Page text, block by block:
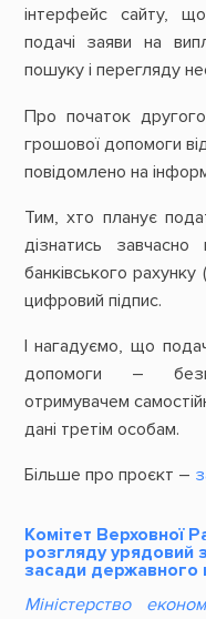
інтерфейс сайту,
подачі заяви на
пошуку і перегляду
Про початок
грошової допомоги
повідомлено на
Тим, хто планує
дізнатись
банківського
цифровий підпис.
І нагадуємо, що
допомоги –
отримувачем
дані третім особам.
Більше про проєкт –
Комітет Верховної
розгляду урядовий
засади державного
Міністерство